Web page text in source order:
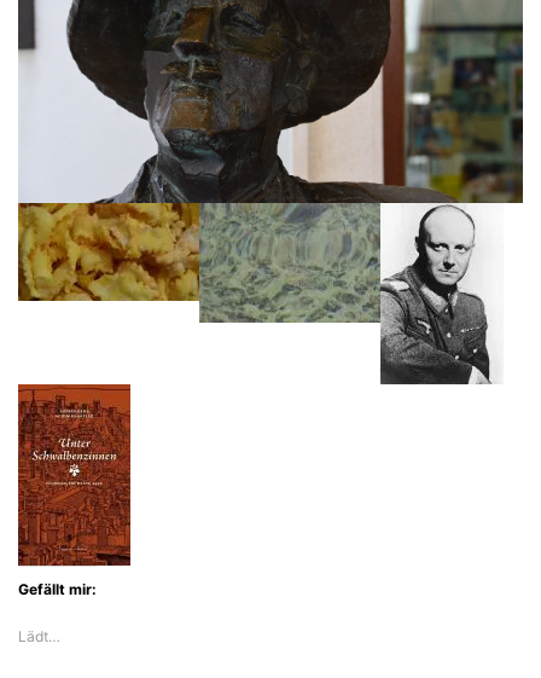
Gefällt mir:
Lädt…